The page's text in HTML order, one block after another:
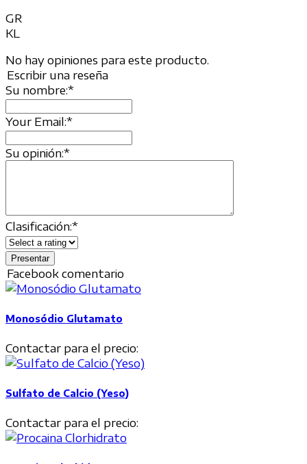
GR
KL
No hay opiniones para este producto.
Escribir una reseña
Su nombre:*
Your Email:*
Su opinión:*
Clasificación:*
Facebook comentario
Monosódio Glutamato
Contactar para el precio:
Sulfato de Calcio (Yeso)
Contactar para el precio: